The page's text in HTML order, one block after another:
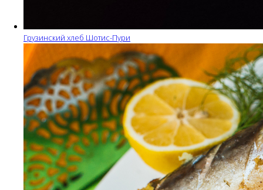
Грузинский хлеб Шотис-Пури